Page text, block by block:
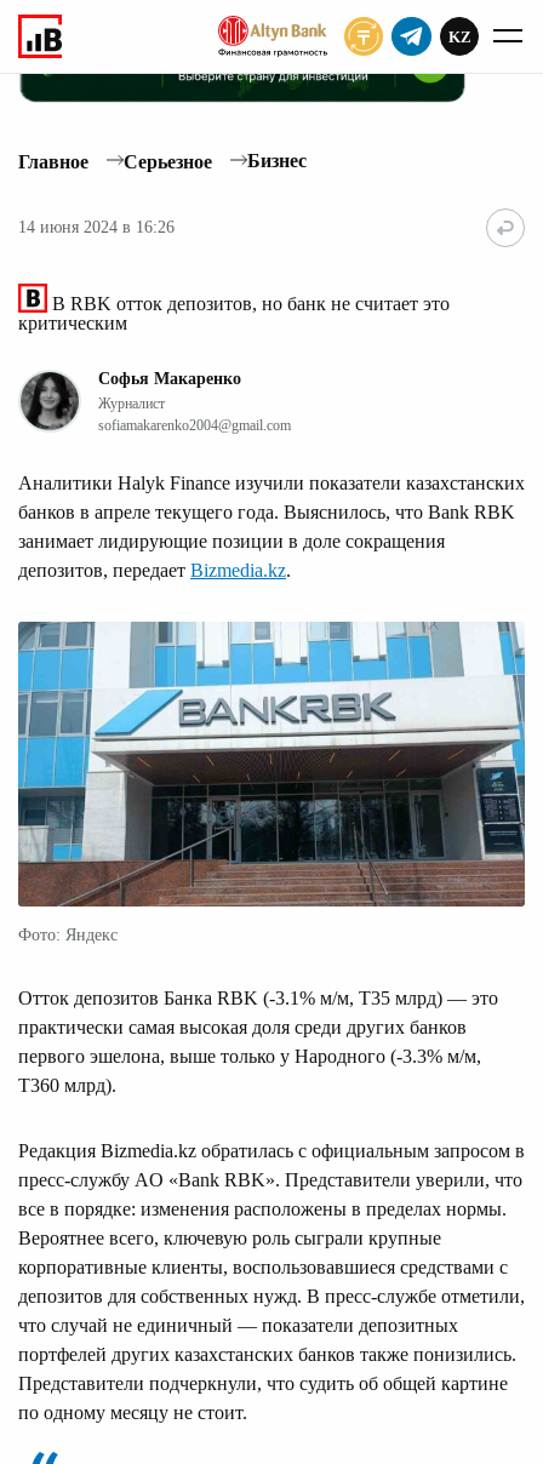
KZ
Главное Серьезное Бизнес
14 июня 2024 в 16:26
В RBK отток депозитов, но банк не считает это
критическим
Софья Макаренко
Журналист
sofiamakarenko2004@gmail.com
Аналитики Halyk Finance изучили показатели казахстанских
банков в апреле текущего года. Выяснилось, что Bank RBK
занимает лидирующие позиции в доле сокращения
депозитов, передает Bizmedia.kz.
Фото: Яндекс
Отток депозитов Банка RBK (-3.1% м/м, Т35 млрд) — это
практически самая высокая доля среди других банков
первого эшелона, выше только у Народного (-3.3% м/м,
Т360 млрд).
Редакция Bizmedia.kz обратилась с официальным запросом в
пресс-службу АO «Bank RBK». Представители уверили, что
все в порядке: изменения расположены в пределах нормы.
Вероятнее всего, ключевую роль сыграли крупные
корпоративные клиенты, воспользовавшиеся средствами с
депозитов для собственных нужд. В пресс-службе отметили,
что случай не единичный — показатели депозитных
портфелей других казахстанских банков также понизились.
Представители подчеркнули, что судить об общей картине
по одному месяцу не стоит.